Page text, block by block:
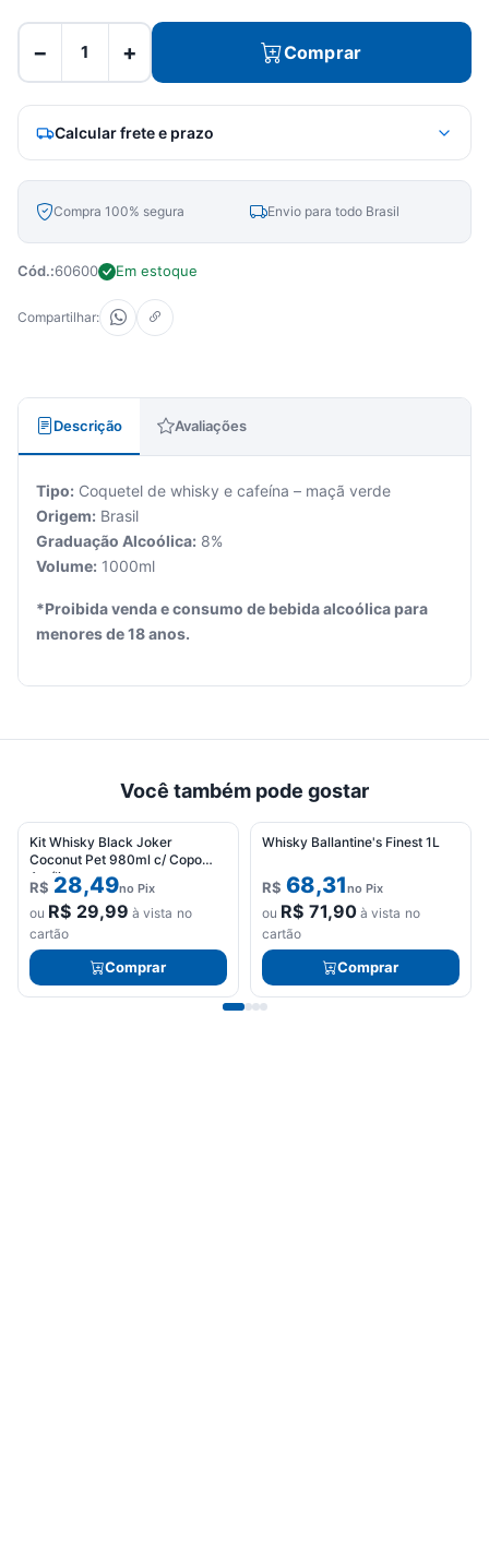
Seu
carrinho
vazio.
− + Comprar
Calcular frete e prazo
Compra 100% segura Envio para todo Brasil
Cód.:60600 Em estoque
Compartilhar:
Descrição Avaliações
Tipo: Coquetel de whisky e cafeína – maçã verde
Origem: Brasil
Graduação Alcoólica: 8%
Volume: 1000ml
*Proibida venda e consumo de bebida alcoólica para
menores de 18 anos.
Você também pode gostar
Kit Whisky Black Joker
Coconut Pet 980ml c/ Copo
Acrílico
R$ 28,49no Pix
ou R$ 29,99 à vista no
cartão
Comprar
Whisky Ballantine's Finest 1L
R$ 68,31no Pix
ou R$ 71,90à vista no
cartão
Comprar